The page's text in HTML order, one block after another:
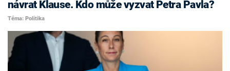
návrat Klause. Kdo může vyzvat Petra Pavla?
Téma: Politika